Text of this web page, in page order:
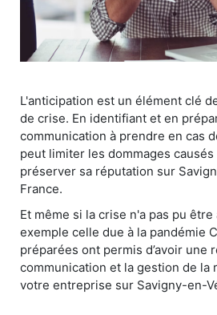
L'anticipation est un élément clé
de crise. En identifiant et en
communication à prendre en cas
peut limiter les dommages
préserver sa réputation sur
France.
Et même si la crise n'a pas pu
exemple celle due à la pandémie
préparées ont permis d’avoir une
communication et la gestion de la
votre entreprise sur Savigny-en-